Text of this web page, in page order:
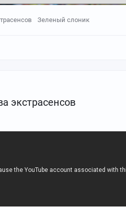
Зеленый слоник
экстрасенсов